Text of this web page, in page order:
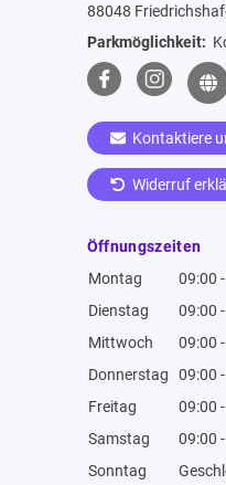
88048
Parkmöglichkeit:
Kontaktiere
Widerruf
Öffnungszeiten
Montag
09:00
Dienstag
09:00
Mittwoch
09:00
Donnerstag
09:00
Freitag
09:00
Samstag
09:00
Sonntag